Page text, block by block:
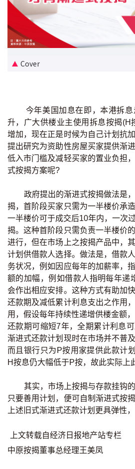
优惠礼遇
新盘优越按揭优惠
中原按揭标签优惠
按揭工具
按揭计算
转按计算
供款年期计算
工商铺按揭计算
印花税计算
免费物业估价
下载中心
按揭全面睇
新闻/研究
按市新闻
统计数据库
按揭快趣智识
Cover
今年美国加息在即，本港拆息
升，广大供楼业主使用拆息按揭(H
增加，现在正是时候为自己计划抗
提出研究为资助性房屋买家提供渐
低入市门槛及减轻买家的置业负担
式按揭方案呢?
政府提出的渐进式按揭做法是
揭，首阶段买家只需为一半楼价承
一半楼价可于成交后10年内，一次
揭。这种首阶段只需负责一半楼价
进行，但在市场上之按揭产品中，
计划供借款人选择。做法是，借款
务状况，例如因应每年的加薪率，
额的加幅，例如借款人指明每年递
会作出相应安排。这种方式有助加
还款期及减低累计利息支出之作用
用，假设每年持续性递增供楼金额
还款期可缩短7年，全期累计利息
渐进式还款计划现时在市场并不普
而且银行只为P按用家提供此款计
H按息仍大幅低于P按，故此实际上
其实，市场上按揭与存款挂钩
只要善用计划，便可自制渐进式按
上述旧式渐进式还款计划更具弹性
上文转载自经济日报地产站专栏
中原按揭董事总经理王美凤